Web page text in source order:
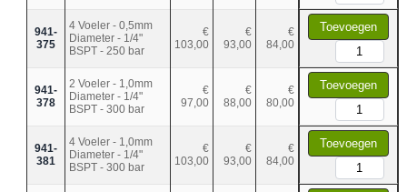
941-
375
4 Voeler - 0,5mm
Diameter - 1/4"
BSPT - 250 bar
€
103,00
€
93,00
€
84,00
Toevoegen
941-
378
2 Voeler - 1,0mm
Diameter - 1/4"
BSPT - 300 bar
€
97,00
€
88,00
€
80,00
Toevoegen
941-
381
4 Voeler - 1,0mm
Diameter - 1/4"
BSPT - 300 bar
€
103,00
€
93,00
€
84,00
Toevoegen